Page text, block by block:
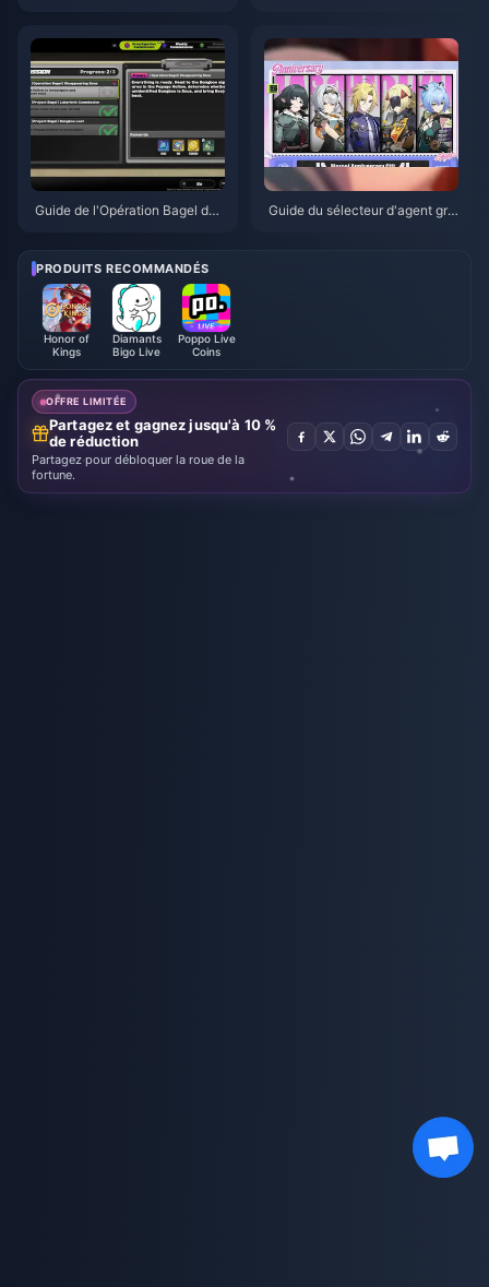
Guide de l'Opération Bagel de
Guide du sélecteur d'agent gra
PRODUITS RECOMMANDÉS
Honor of
Kings
Diamants
Bigo Live
Poppo Live
Coins
OFFRE LIMITÉE
Partagez et gagnez jusqu'à 10 %
de réduction
Partagez pour débloquer la roue de la
fortune.